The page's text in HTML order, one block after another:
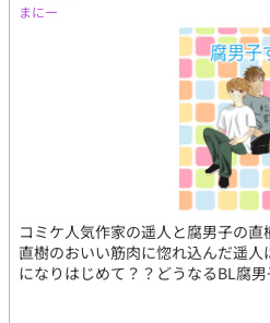
まにー
コミケ人気作家の遥人と腐男子の直
直樹のおいい筋肉に惚れ込んだ遥
になりはじめて？？どうなるBL腐男